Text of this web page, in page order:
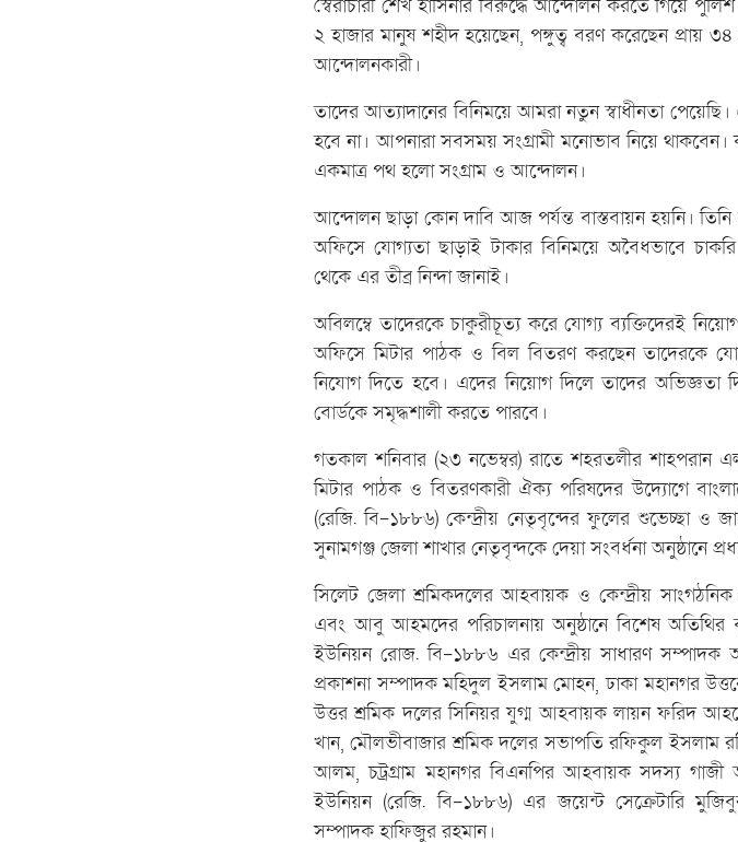
স্বৈরাচারী শেখ হাসিনার বিরুদ্ধে আন্দোলন করতে গিয়ে
২ হাজার মানুষ শহীদ হয়েছেন, পঙ্গুত্ব বরণ করেছেন প্রায়
আন্দোলনকারী।
তাদের আত্যাদানের বিনিময়ে আমরা নতুন স্বাধীনতা
হবে না। আপনারা সবসময় সংগ্রামী মনোভাব নিয়ে
একমাত্র পথ হলো সংগ্রাম ও আন্দোলন।
আন্দোলন ছাড়া কোন দাবি আজ পর্যন্ত বাস্তবায়ন হয়নি। তিনি
অফিসে যোগ্যতা ছাড়াই টাকার বিনিময়ে অবৈধভাবে
থেকে এর তীব্র নিন্দা জানাই।
অবিলম্বে তাদেরকে চাকুরীচূত্য করে যোগ্য ব্যক্তিদেরই
অফিসে মিটার পাঠক ও বিল বিতরণ করছেন তাদেরকে
নিযোগ দিতে হবে। এদের নিয়োগ দিলে তাদের অভিজ্ঞতা
বোর্ডকে সমৃদ্ধশালী করতে পারবে।
গতকাল শনিবার (২৩ নভেম্বর) রাতে শহরতলীর শাহপরান
মিটার পাঠক ও বিতরণকারী ঐক্য পরিষদের উদ্যোগে
(রেজি. বি-১৮৮৬) কেন্দ্রীয় নেতৃবৃন্দের ফুলের শুভেচ্ছা ও
সুনামগঞ্জ জেলা শাখার নেতৃবৃন্দকে দেয়া সংবর্ধনা অনুষ্ঠানে
সিলেট জেলা শ্রমিকদলের আহবায়ক ও কেন্দ্রীয়
এবং আবু আহমদের পরিচালনায় অনুষ্ঠানে বিশেষ অতিথির
ইউনিয়ন রোজ. বি-১৮৮৬ এর কেন্দ্রীয় সাধারণ সম্পাদক
প্রকাশনা সম্পাদক মহিদুল ইসলাম মোহন, ঢাকা মহানগর
উত্তর শ্রমিক দলের সিনিয়র যুগ্ম আহবায়ক লায়ন ফরিদ
খান, মৌলভীবাজার শ্রমিক দলের সভাপতি রফিকুল ইসলাম
আলম, চট্রগ্রাম মহানগর বিএনপির আহবায়ক সদস্য গাজী
ইউনিয়ন (রেজি. বি-১৮৮৬) এর জয়েন্ট সেক্রেটারি
সম্পাদক হাফিজুর রহমান।